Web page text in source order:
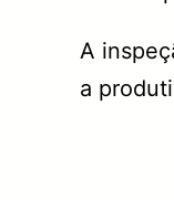
A
a